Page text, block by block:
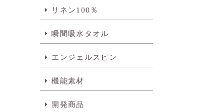
リネン100％
瞬間吸水タオル
エンジェルスピン
機能素材
開発商品